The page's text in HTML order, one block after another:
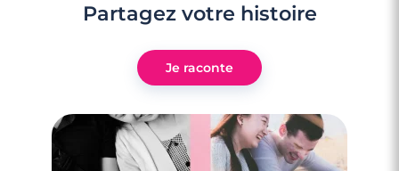
Partagez votre histoire
Je raconte